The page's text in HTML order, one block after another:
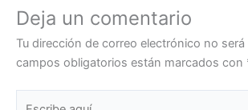
Deja un comentario
Tu dirección de correo electrónico no será
campos obligatorios están marcados con